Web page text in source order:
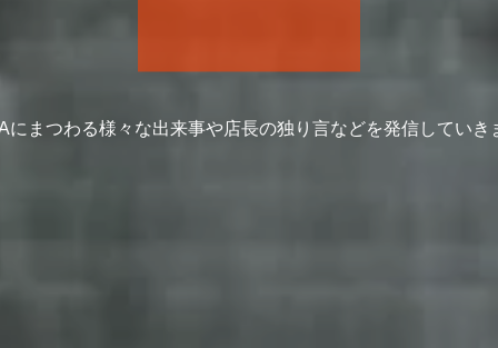
にまつわる様々な出来事や店長の独り言などを発信していき